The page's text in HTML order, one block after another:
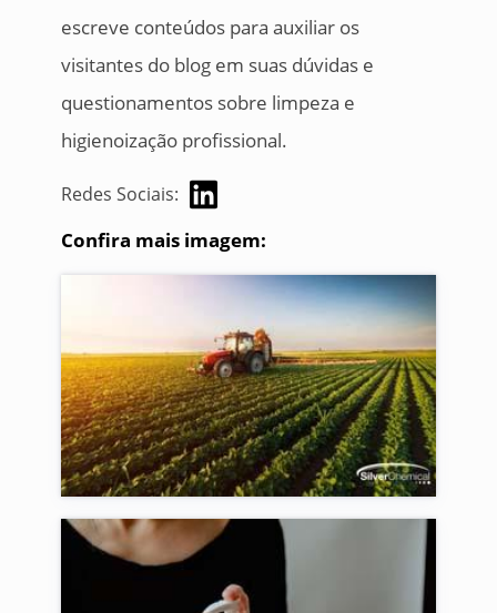
escreve conteúdos para auxiliar os
visitantes do blog em suas dúvidas e
questionamentos sobre limpeza e
higienoização profissional.
Redes Sociais:
Confira mais imagem: